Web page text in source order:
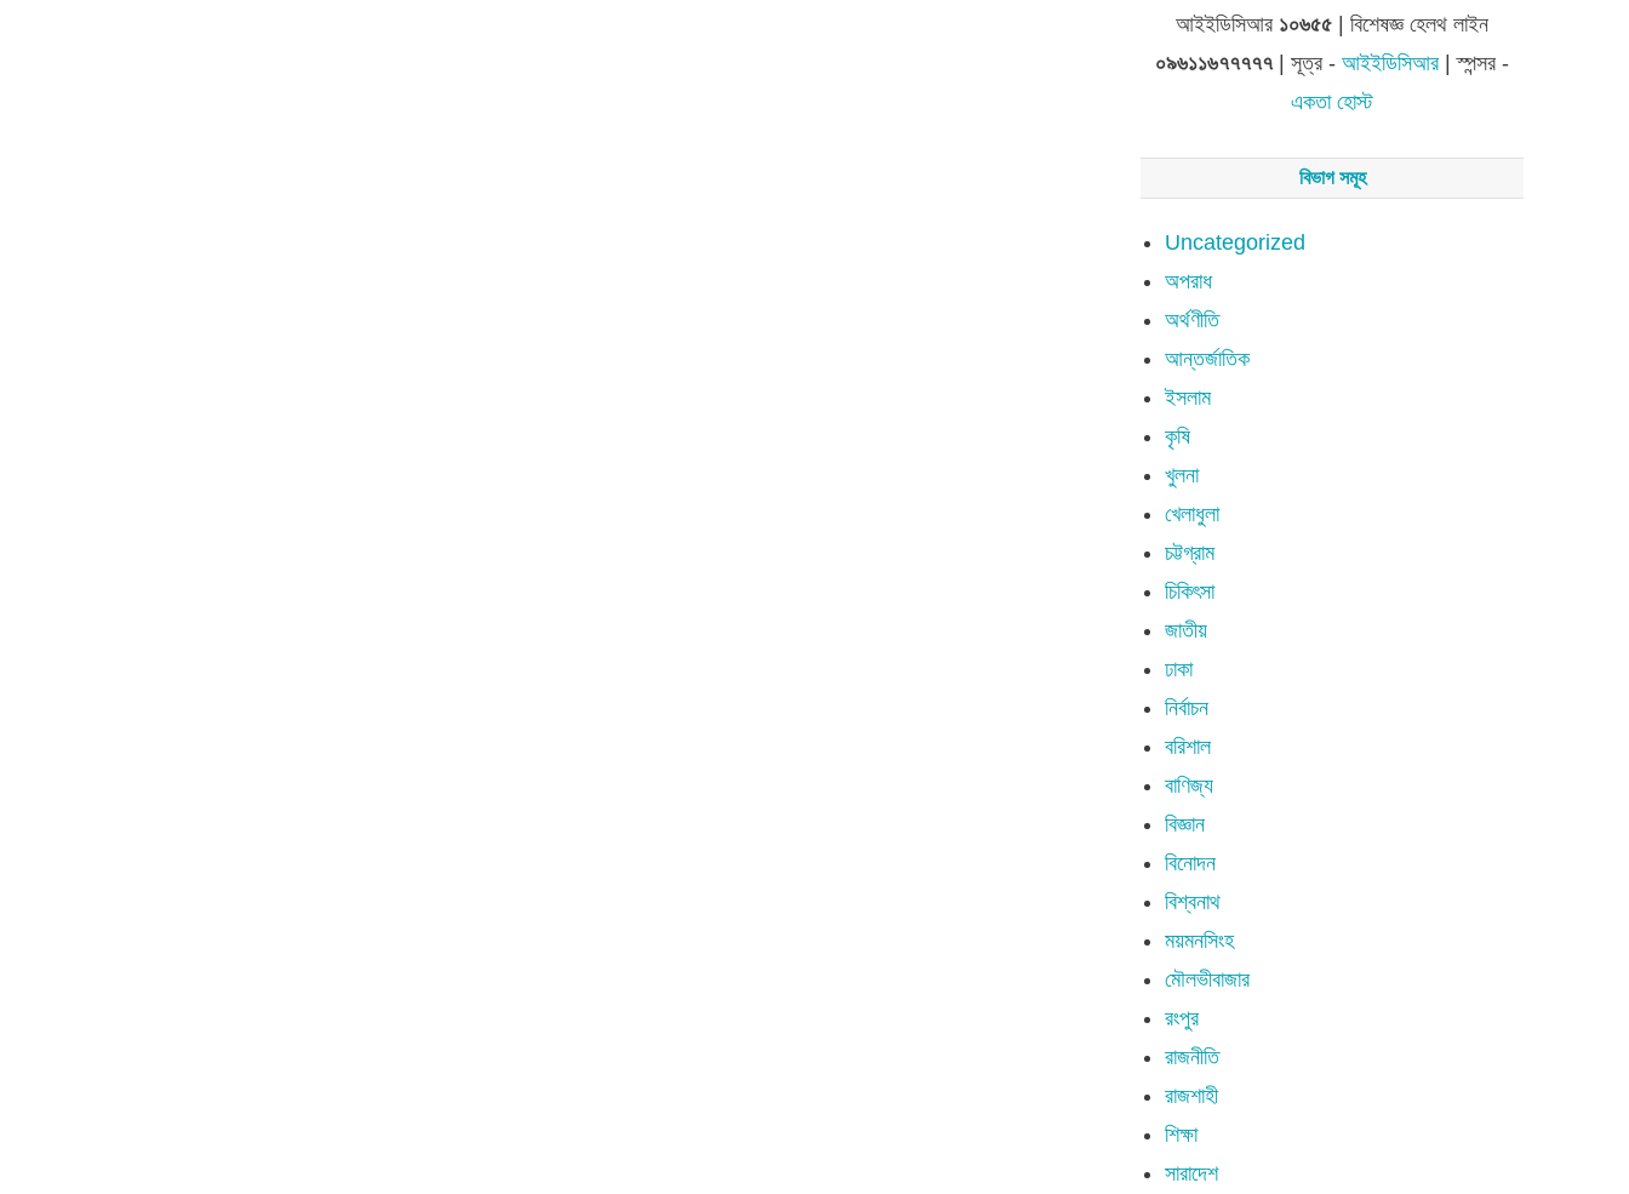
আইইডিসিআর ১০৬৫৫ | বিশেষজ্ঞ হেলথ লাইন
০৯৬১১৬৭৭৭৭৭| সূত্র -আইইডিসিআর| স্পন্সর -
একতা হোস্ট
বিভাগ সমূহ
Uncategorized
অপরাধ
অর্থণীতি
আন্তর্জাতিক
ইসলাম
কৃষি
খুলনা
খেলাধুলা
চট্টগ্রাম
চিকিৎসা
জাতীয়
ঢাকা
নির্বাচন
বরিশাল
বাণিজ্য
বিজ্ঞান
বিনোদন
বিশ্বনাথ
ময়মনসিংহ
মৌলভীবাজার
রংপুর
রাজনীতি
রাজশাহী
শিক্ষা
সারাদেশ